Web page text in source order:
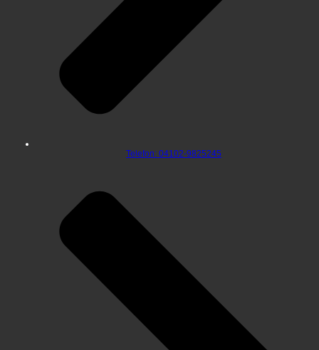
Telefon: 04102-9825245